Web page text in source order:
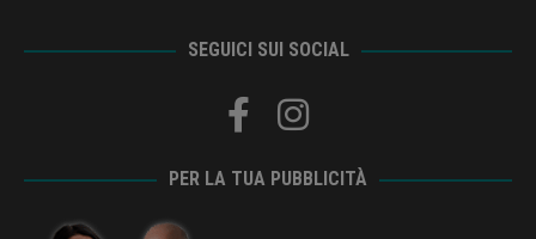
SEGUICI SUI SOCIAL
PER LA TUA PUBBLICITÀ